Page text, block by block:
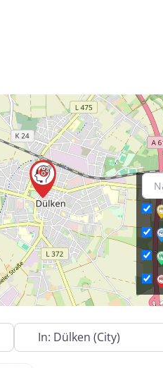
In der Nähe